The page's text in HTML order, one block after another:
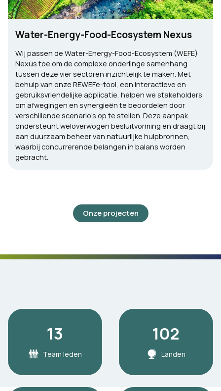
Water-Energy-Food-Ecosystem Nexus
Wij passen de Water-Energy-Food-Ecosystem (WEFE)
Nexus toe om de complexe onderlinge samenhang
tussen deze vier sectoren inzichtelijk te maken. Met
behulp van onze REWEFe-tool, een interactieve en
gebruiksvriendelijke applicatie, helpen we stakeholders
om afwegingen en synergieën te beoordelen door
verschillende scenario’s op te stellen. Deze aanpak
ondersteunt weloverwogen besluitvorming en draagt bij
aan duurzaam beheer van natuurlijke hulpbronnen,
waarbij concurrerende belangen in balans worden
gebracht.
Onze projecten
13
Team leden
102
Landen